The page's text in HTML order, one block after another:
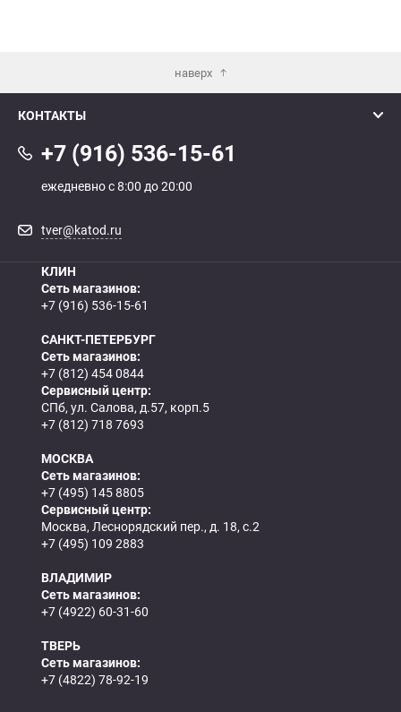
наверх
КОНТАКТЫ
+7 (916) 536-15-61
ежедневно с 8:00 до 20:00
tver@katod.ru
КЛИН
Сеть магазинов:
+7 (916) 536-15-61
САНКТ-ПЕТЕРБУРГ
Сеть магазинов:
+7 (812) 454 0844
Сервисный центр:
СПб, ул. Салова, д.57, корп.5
+7 (812) 718 7693
МОСКВА
Сеть магазинов:
+7 (495) 145 8805
Сервисный центр:
Москва, Леснорядский пер., д. 18, с.2
+7 (495) 109 2883
ВЛАДИМИР
Сеть магазинов:
+7 (4922) 60-31-60
ТВЕРЬ
Сеть магазинов:
+7 (4822) 78-92-19